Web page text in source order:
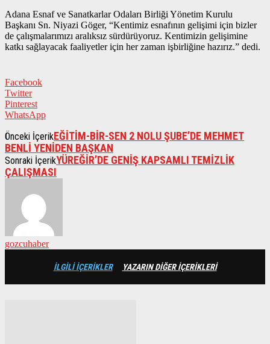
Adana Esnaf ve Sanatkarlar Odaları Birliği Yönetim Kurulu
Başkanı Sn. Niyazi Göger, “Kentimiz esnafının gelişimi için bizler
de çalışmalarımızı aralıksız sürdürüyoruz. Kentimizin gelişimine
katkı sağlayacak faaliyetler için her zaman işbirliğine hazırız.” dedi.
Facebook
Twitter
Pinterest
WhatsApp
Önceki İçerikEĞİTİM-BİR-SEN 2 NOLU ŞUBE’DE MEHMET
BENLİ YENİDEN BAŞKAN
Sonraki İçerikYÜREĞİR’DE GENİŞ KAPSAMLI TEMİZLİK
ÇALIŞMASI
gozcuhaber
İLGİLİ İÇERİKLER YAZARIN DİĞER İÇERİKLERİ